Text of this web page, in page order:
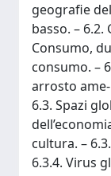
geografie
basso. –
Consumo,
consumo. –
arrosto
6.3. Spazi
cultura. –
6.3.4. Virus